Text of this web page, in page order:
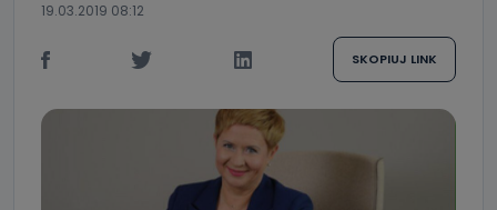
19.03.2019 08:12
SKOPIUJ LINK